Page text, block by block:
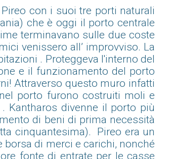
con i suoi tre porti naturali
che è oggi il porto centrale
terminavano sulle due coste
venissero all’ improvviso. La
. Proteggeva l'interno del
e il funzionamento del porto
Attraverso questo muro infatti
porto furono costruiti moli e
Kantharos divenne il porto più
di beni di prima necessità
cinquantesima). Pireo era un
di merci e carichi, nonché
fonte di entrate per le casse